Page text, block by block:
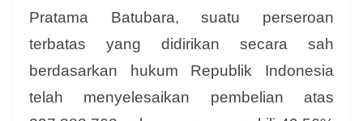
Pratama Batubara, suatu perseroan
terbatas yang didirikan secara sah
berdasarkan hukum Republik Indonesia
telah menyelesaikan pembelian atas